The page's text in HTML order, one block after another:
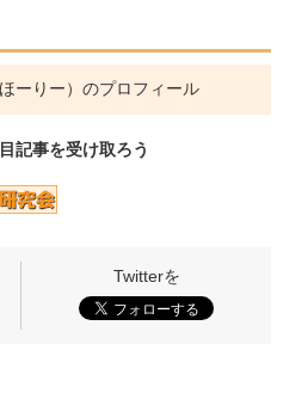
ーりー）のプロフィール
記事を受け取ろう